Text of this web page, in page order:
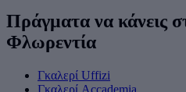
Πράγματα να κάνεις
Φλωρεντία
Γκαλερί Uffizi
Γκαλερί Accademia